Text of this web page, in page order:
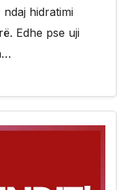
hidratimi
Edhe pse uji